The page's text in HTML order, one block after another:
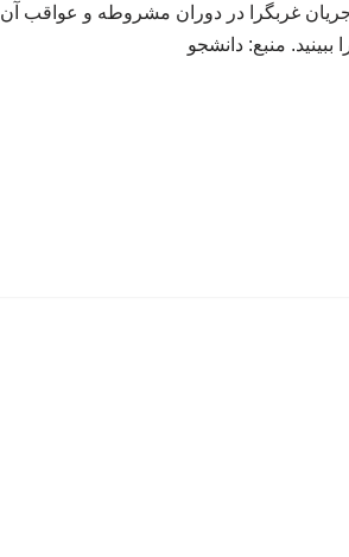
غربگرا در دوران مشروطه و عواقب آن
ببینید. منبع: دانشجو